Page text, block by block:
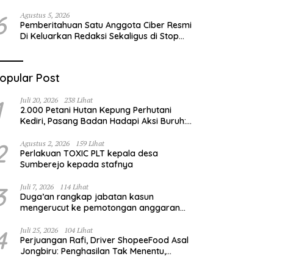
Sinergitas Organisasi
Agustus 5, 2026
Pemberitahuan Satu Anggota Ciber Resmi
Di Keluarkan Redaksi Sekaligus di Stop
Post
Juli 20, 2026 238 Lihat
2.000 Petani Hutan Kepung Perhutani
Kediri, Pasang Badan Hadapi Aksi Buruh:
Hutan”
Agustus 2, 2026 159 Lihat
Perlakuan TOXIC PLT kepala desa
Sumberejo kepada stafnya
Juli 7, 2026 114 Lihat
Duga’an rangkap jabatan kasun
mengerucut ke pemotongan anggaran
Juli 25, 2026 104 Lihat
Perjuangan Rafi, Driver ShopeeFood Asal
Jongbiru: Penghasilan Tak Menentu,